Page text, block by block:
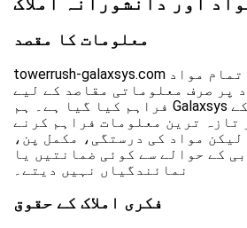
معلومات کا مقصد
towerrush-galaxsys.com ویب سائٹ پر موجود تمام مواد
پر صرف معلوماتی مقاصد کے لیے
فراہم کیا گیا ہے۔ ہم Galaxsys کے Tower Rush گیم کے
تازہ ترین معلومات فراہم کرنے
مواد کی درستگی، مکمل پن،
کے حوالے سے کوئی ضمانتیں یا
نمائندگیاں نہیں دیتے۔
فکری املاک کے حقوق